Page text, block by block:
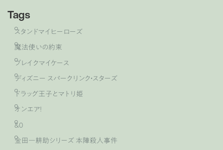
Tags
スタンドマイヒーローズ
魔法使いの約束
ブレイクマイケース
ディズニー スパークリンク・スターズ
ドラッグ王子とマトリ姫
オンエア！
&0
金田一耕助シリーズ 本陣殺人事件